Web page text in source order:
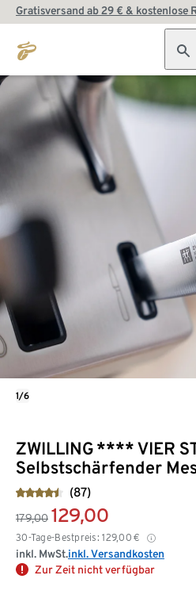
Gratisversand ab 29 € & kostenlose
ZWILLING **** VIER
Selbstschärfender
(87)
179,00 129,00
30-Tage-Bestpreis: 129,00 €
inkl. MwSt.inkl. Versandkosten
Zur Zeit nicht verfügbar
1/6